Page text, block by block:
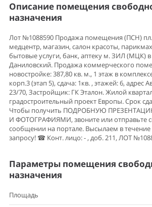
Описание помещения
назначения
Лот №1088590 Продажа помещения (ПСН) пл.
медцентр, магазин, салон красоты,
бытовые услуги, банк, аптеку м. ЗИЛ (МЦК)
Даниловский. Продажа коммерческого
новостройке: 387,80 кв. м., 1 этаж в
корп.3 (этап 5), сдача: 1кв. , этажей: 6, адрес
23/70, Застройщик: ГК Эталон. Жилой
градостроительный проект Европы. Срок
Чтобы получить ПОДРОБНУЮ
И ФОТОГРАФИЯМИ, звоните или отправьте
сообщении на портале. Высылаем в течение
запросу! ☎ Конт. лицо: - , доб. 211, ЛОТ
Параметры помещения
назначения
Площадь